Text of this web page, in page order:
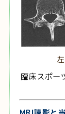
臨床スポ